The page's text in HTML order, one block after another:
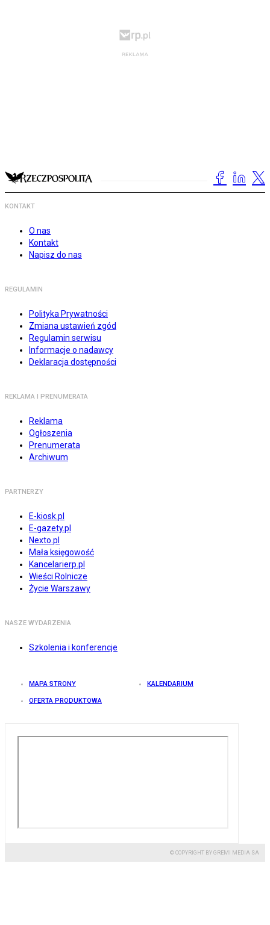
KONTAKT
O nas
Kontakt
Napisz do nas
REGULAMIN
Polityka Prywatności
Zmiana ustawień zgód
Regulamin serwisu
Informacje o nadawcy
Deklaracja dostępności
REKLAMA I PRENUMERATA
Reklama
Ogłoszenia
Prenumerata
Archiwum
PARTNERZY
E-kiosk.pl
E-gazety.pl
Nexto.pl
Mała księgowość
Kancelarierp.pl
Wieści Rolnicze
Życie Warszawy
NASZE WYDARZENIA
Szkolenia i konferencje
MAPA STRONY KALENDARIUM
OFERTA PRODUKTOWA
© COPYRIGHT BY GREMI MEDIA SA